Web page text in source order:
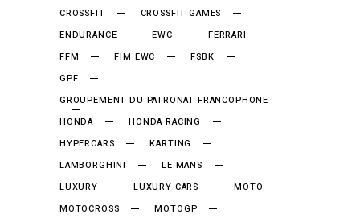
CROSSFIT
CROSSFIT GAMES
ENDURANCE
EWC
FERRARI
FFM
FIM EWC
FSBK
GPF
GROUPEMENT DU PATRONAT FRANCOPHONE
HONDA
HONDA RACING
HYPERCARS
KARTING
LAMBORGHINI
LE MANS
LUXURY
LUXURY CARS
MOTO
MOTOCROSS
MOTOGP